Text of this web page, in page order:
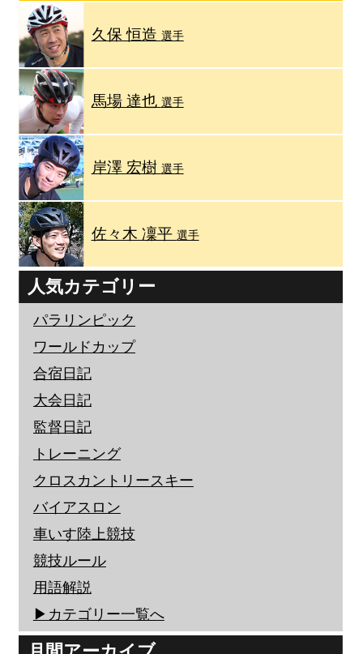
久保 恒造 選手
馬場 達也 選手
岸澤 宏樹 選手
佐々木 凜平 選手
人気カテゴリー
パラリンピック
ワールドカップ
合宿日記
大会日記
監督日記
トレーニング
クロスカントリースキー
バイアスロン
車いす陸上競技
競技ルール
用語解説
▶︎カテゴリー一覧へ